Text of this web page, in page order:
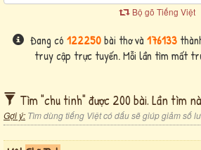
Bộ gõ Tiếng Việt
Đang có 122250bài thơ và 176133
truy cập trực tuyến. Mỗi lần tìm mất
Tìm "chu tinh" được 200 bài. Lần tìm
Gợi ý: Tìm dùng tiếng Việt có dấu sẽ giúp giảm số